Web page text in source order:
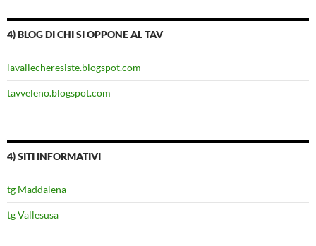
4) BLOG DI CHI SI OPPONE AL TAV
lavallecheresiste.blogspot.com
tavveleno.blogspot.com
4) SITI INFORMATIVI
tg Maddalena
tg Vallesusa